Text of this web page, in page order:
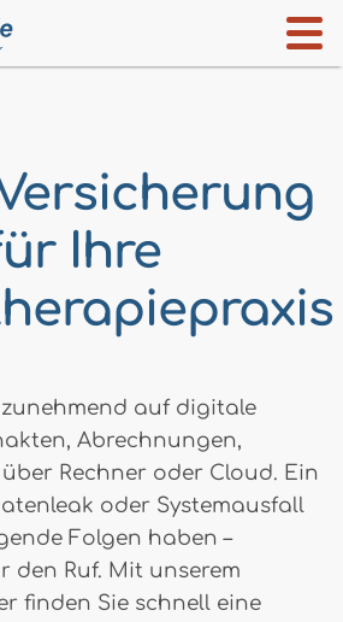
Ihre
zunehmend auf digitale
Abrechnungen,
Rechner oder Cloud. Ein
oder Systemausfall
Folgen haben –
den Ruf. Mit unserem
finden Sie schnell eine